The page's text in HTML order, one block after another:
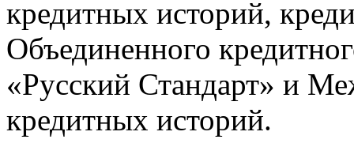
кредитных историй,
Объединенного
«Русский Стандарт» и
кредитных историй.